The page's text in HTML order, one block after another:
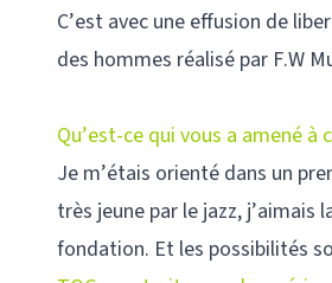
C’est avec une effusion de
des hommes réalisé par F.W
Qu’est-ce qui vous a amené à
Je m’étais orienté dans un
très jeune par le jazz, j’aimais
fondation. Et les possibilités